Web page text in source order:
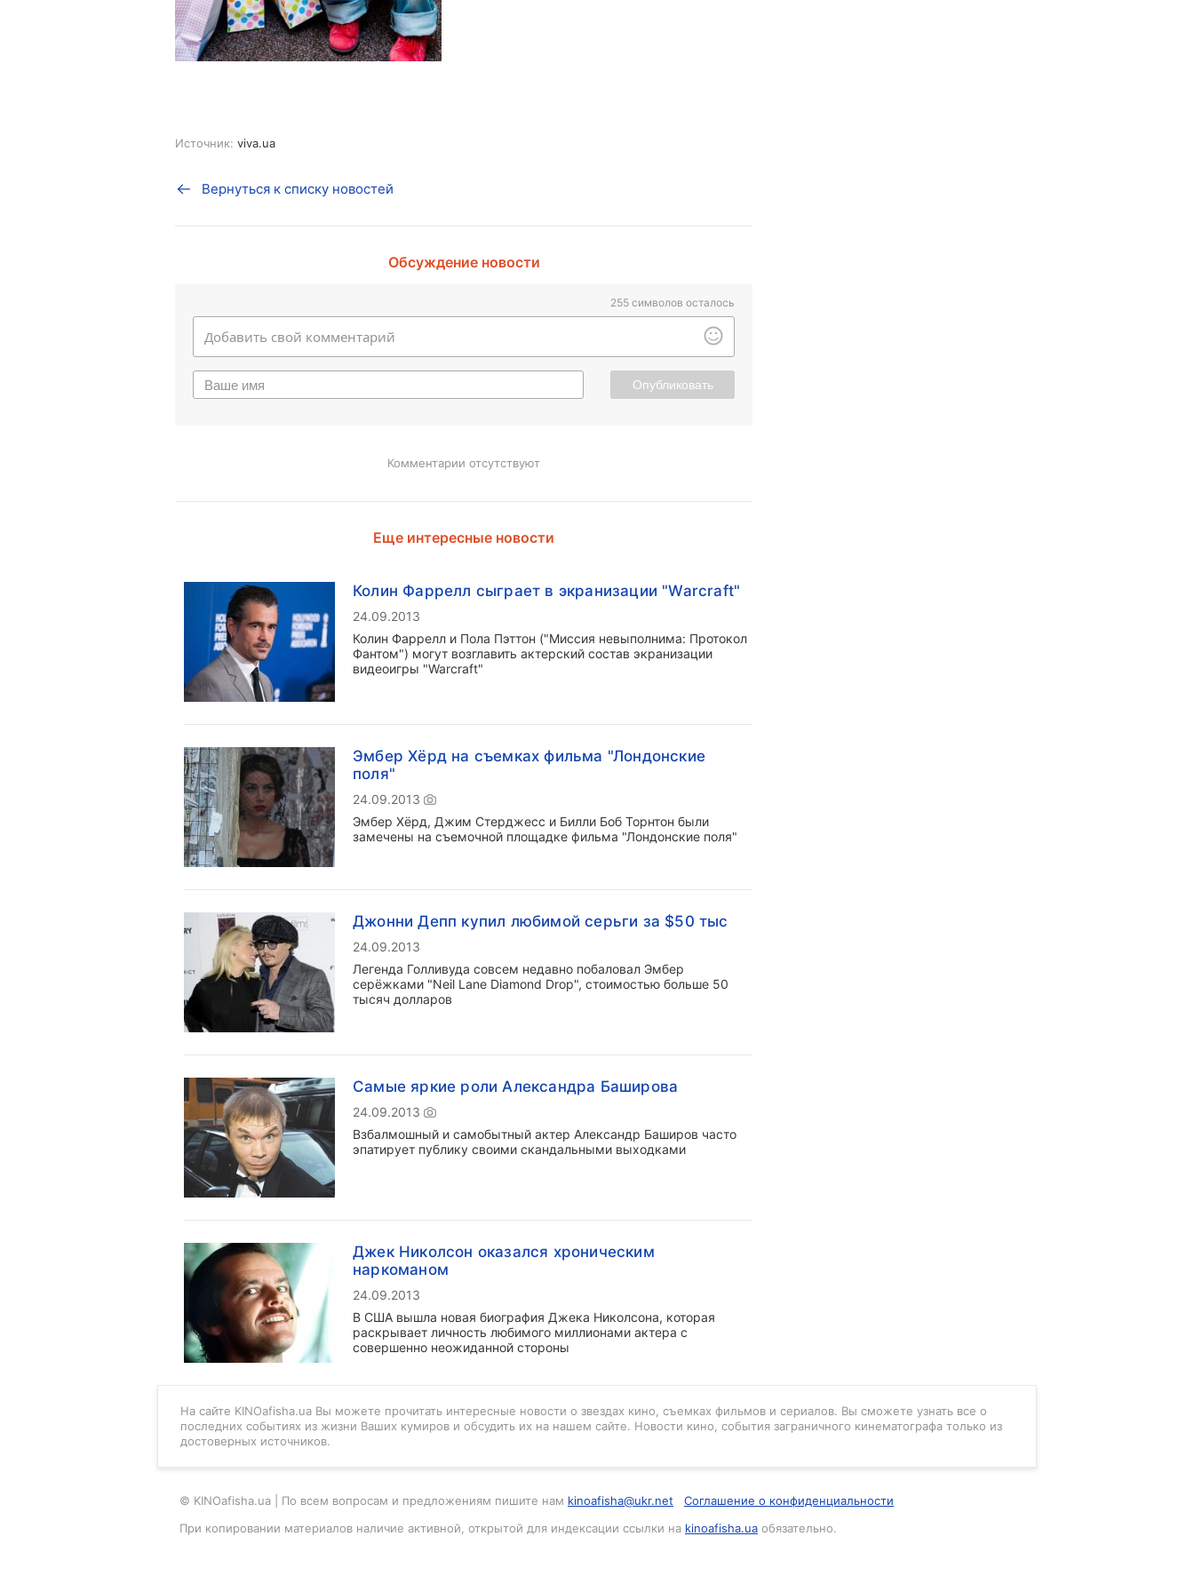
Источник: viva.ua
Вернуться к списку новостей
Обсуждение новости
255 символов осталось
Опубликовать
Комментарии отсутствуют
Еще интересные новости
Колин Фаррелл сыграет в экранизации "Warcraft"
24.09.2013
Колин Фаррелл и Пола Пэттон ("Миссия невыполнима: Протокол
Фантом") могут возглавить актерский состав экранизации
видеоигры "Warcraft"
Эмбер Хёрд на съемках фильма "Лондонские
поля"
24.09.2013
Эмбер Хёрд, Джим Стерджесс и Билли Боб Торнтон были
замечены на съемочной площадке фильма "Лондонские поля"
Джонни Депп купил любимой серьги за $50 тыс
24.09.2013
Легенда Голливуда совсем недавно побаловал Эмбер
серёжками "Neil Lane Diamond Drop", стоимостью больше 50
тысяч долларов
Cамые яркие роли Александра Баширова
24.09.2013
Взбалмошный и самобытный актер Александр Баширов часто
эпатирует публику своими скандальными выходками
Джек Николсон оказался хроническим
наркоманом
24.09.2013
В США вышла новая биография Джека Николсона, которая
раскрывает личность любимого миллионами актера с
совершенно неожиданной стороны
На сайте KINOafisha.ua Вы можете прочитать интересные новости о звездах кино, съемках фильмов и сериалов. Вы сможете узнать все о
последних событиях из жизни Ваших кумиров и обсудить их на нашем сайте. Новости кино, события заграничного кинематографа только из
достоверных источников.
© KINOafisha.ua | По всем вопросам и предложениям пишите нам kinoafisha@ukr.net
Соглашение о конфиденциальности
При копировании материалов наличие активной, открытой для индексации ссылки на kinoafisha.ua обязательно.